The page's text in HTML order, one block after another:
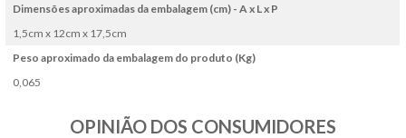
Dimensões aproximadas da embalagem (cm) - A x L x P
1,5cm x 12cm x 17,5cm
Peso aproximado da embalagem do produto (Kg)
0,065
OPINIÃO DOS CONSUMIDORES